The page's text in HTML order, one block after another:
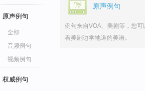
原声例句
全部
音频例句
视频例句
权威例句
原声例句
例句来自VOA、美剧等，您可
看美剧边学地道的美语。